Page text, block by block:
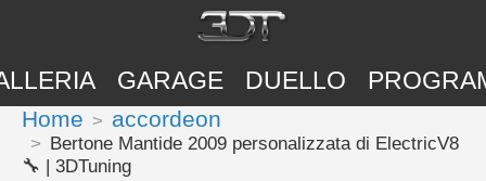
GARAGE DUELLO
Home accordeon
Bertone Mantide 2009 personalizzata di ElectricV8
🔧 | 3DTuning